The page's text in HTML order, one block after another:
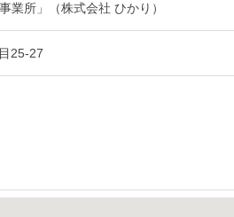
業所」（株式会社 ひかり）
25-27